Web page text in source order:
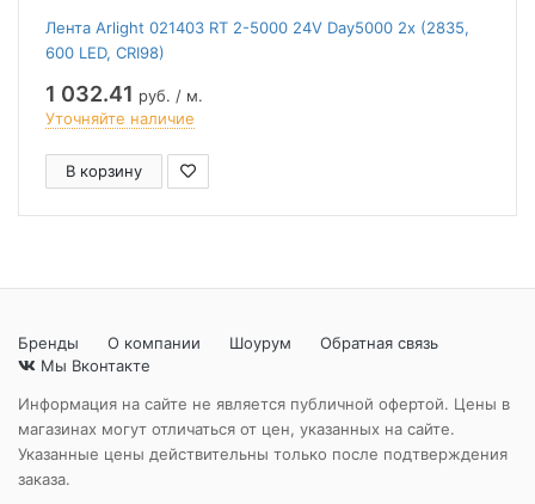
Лента Arlight 021403 RT 2-5000 24V Day5000 2x (2835,
600 LED, CRI98)
1 032.41 руб. / м.
Уточняйте наличие
В корзину
Бренды О компании Шоурум
Обратная связь
Мы Вконтакте
Информация на сайте не является публичной офертой. Цены в
магазинах могут отличаться от цен, указанных на сайте.
Указанные цены действительны только после подтверждения
заказа.